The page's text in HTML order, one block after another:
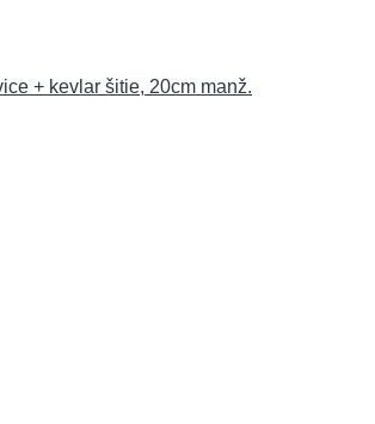
+ kevlar šitie, 20cm manž.